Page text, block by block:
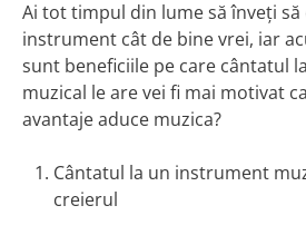
Ai tot timpul din lume să înveți să
instrument cât de bine vrei, iar
sunt beneficiile pe care cântatul
muzical le are vei fi mai motivat
avantaje aduce muzica?
Cântatul la un instrument
creierul